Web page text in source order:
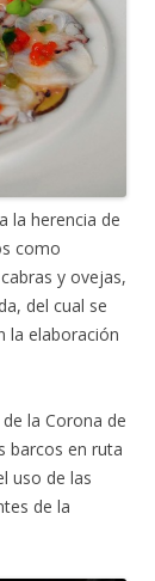
la herencia de
como
y ovejas,
del cual se
la elaboración
la Corona de
barcos en ruta
uso de las
de la